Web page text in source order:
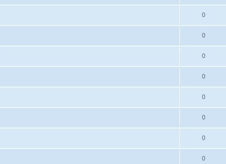
0
0
0
0
0
0
0
0